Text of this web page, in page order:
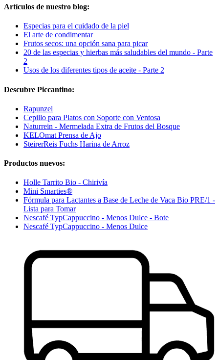
Artículos de nuestro blog:
Especias para el cuidado de la piel
El arte de condimentar
Frutos secos: una opción sana para picar
20 de las especias y hierbas más saludables del mundo - Parte
2
Usos de los diferentes tipos de aceite - Parte 2
Descubre Piccantino:
Rapunzel
Cepillo para Platos con Soporte con Ventosa
Naturrein - Mermelada Extra de Frutos del Bosque
KELOmat Prensa de Ajo
SteirerReis Fuchs Harina de Arroz
Productos nuevos:
Holle Tarrito Bio - Chirivía
Mini Smarties®
Fórmula para Lactantes a Base de Leche de Vaca Bio PRE/1 -
Lista para Tomar
Nescafé TypCappuccino - Menos Dulce - Bote
Nescafé TypCappuccino - Menos Dulce